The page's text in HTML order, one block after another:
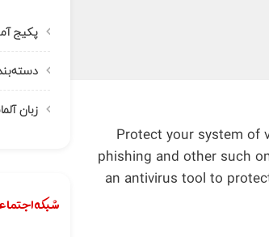
Protect your system of
phishing and other such
an antivirus tool to
پکیج
زبان
شبکه